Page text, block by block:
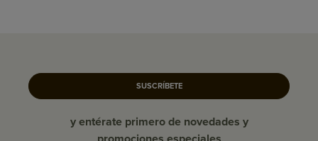
SUSCRÍBETE
y entérate primero de novedades y